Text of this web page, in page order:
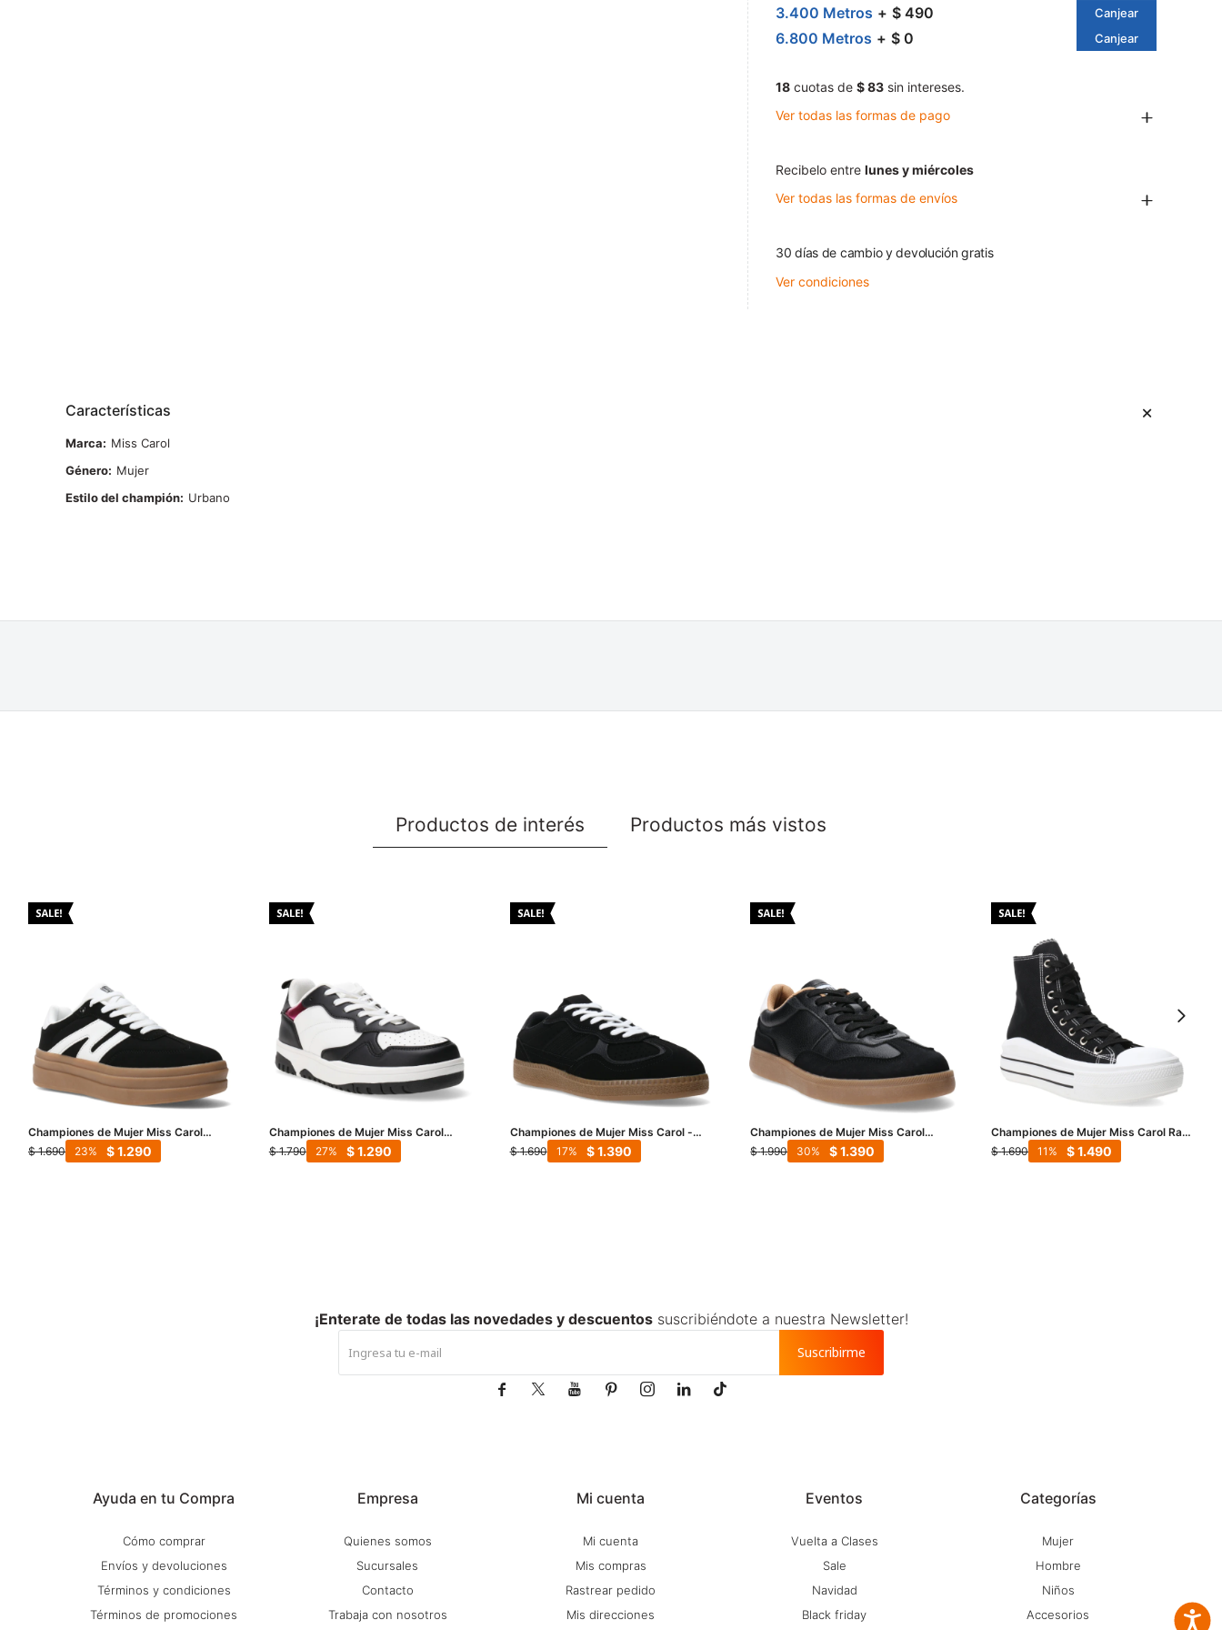
3.400 Metros $ 490 Canjear
6.800 Metros $ 0 Canjear
18 cuotas de $ 83 sin intereses.
Ver todas las formas de pago
Recibelo entre lunes y miércoles
Ver todas las formas de envíos
30 días de cambio y devolución gratis
Ver condiciones
Características
Marca
Miss Carol
Género
Mujer
Estilo del champión
Urbano
Productos de interés Productos más vistos
Championes de Mujer Miss Carol
Akok - Negro
$ 1.690 $1.290
23
Championes de Mujer Miss Carol
Wisconsin - Negro
$ 1.790 $1.290
27
Championes de Mujer Miss Carol -
Negro
$ 1.690 $ 1.390
17
Championes de Mujer Miss Carol
Uberaba - Negro
$ 1.990 $1.390
30
Championes de Mujer Miss Carol Ray
Tipo Bota Con Plataforma - Negro
$ 1.690 $1.490
11
Ayuda en tu Compra
Cómo comprar
Envíos y devoluciones
Términos y condiciones
Términos de promociones
Empresa
Quienes somos
Sucursales
Contacto
Trabaja con nosotros
Mi cuenta
Mi cuenta
Mis compras
Rastrear pedido
Mis direcciones
Eventos
Vuelta a Clases
Sale
Navidad
Black friday
Categorías
Mujer
Hombre
Niños
Accesorios
¡Enterate de todas las novedades y descuentossuscribiéndote a nuestra Newsletter!
Suscribirme
      